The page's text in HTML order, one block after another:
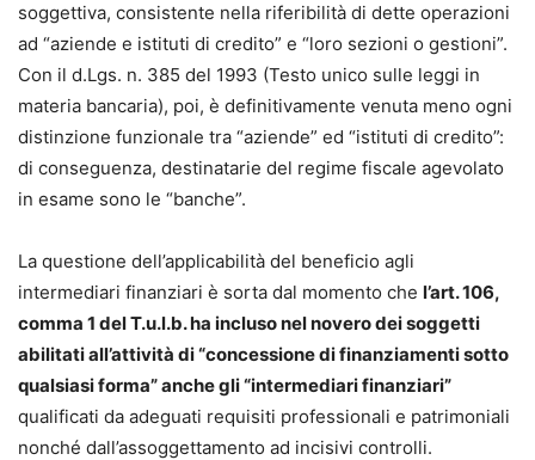
soggettiva, consistente nella riferibilità di dette operazioni
ad “aziende e istituti di credito” e “loro sezioni o gestioni”.
Con il d.Lgs. n. 385 del 1993 (Testo unico sulle leggi in
materia bancaria), poi, è definitivamente venuta meno ogni
distinzione funzionale tra “aziende” ed “istituti di credito”:
di conseguenza, destinatarie del regime fiscale agevolato
in esame sono le “banche”.
La questione dell’applicabilità del beneficio agli
intermediari finanziari è sorta dal momento che l’art. 106,
comma 1 del T.u.l.b. ha incluso nel novero dei soggetti
abilitati all’attività di “concessione di finanziamenti sotto
qualsiasi forma” anche gli “intermediari finanziari”
qualificati da adeguati requisiti professionali e patrimoniali
nonché dall’assoggettamento ad incisivi controlli.